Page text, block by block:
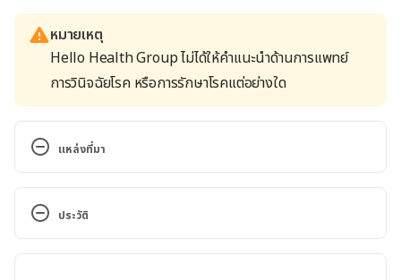
หมายเหตุ
Hello Health Group ไม่ได้ให้คำแนะนำด้านการแพทย์
การวินิจฉัยโรค หรือการรักษาโรคแต่อย่างใด
แหล่งที่มา
Probenecid Dosage.
https://www.drugs.com/dosage/probenecid.html.
Accessed April 9, 2018.
ประวัติ